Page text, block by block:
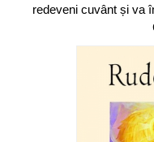
redeveni cuvânt și va